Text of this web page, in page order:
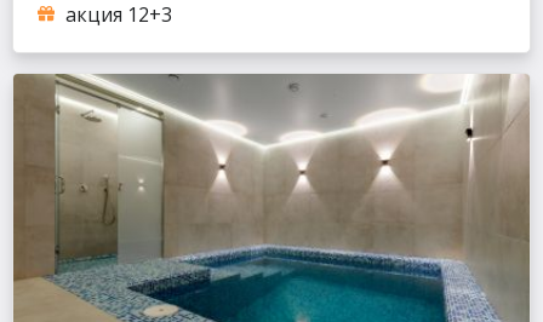
акция 12+3